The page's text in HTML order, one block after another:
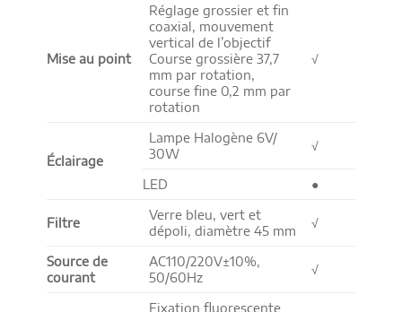
Mise au point
Réglage grossier et fin
coaxial, mouvement
vertical de l’objectif
Course grossière 37,7
mm par rotation,
course fine 0,2 mm par
rotation
√
Éclairage
Lampe Halogène 6V/
30W
√
LED ●
Filtre
Verre bleu, vert et
dépoli, diamètre 45 mm
√
Source de
courant
AC110/220V±10%,
50/60Hz
√
Fixation fluorescente